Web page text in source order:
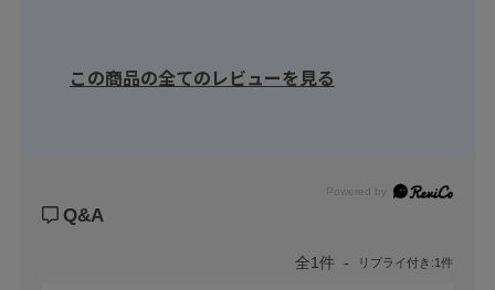
この商品の全てのレビューを見る
Powered by
Q&A
全1件 リプライ付き:1件